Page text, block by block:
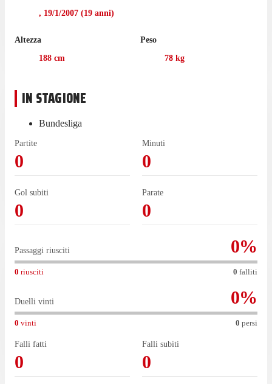
, 19/1/2007 (19 anni)
Altezza
188 cm
Peso
78 kg
IN STAGIONE
Bundesliga
Partite
0
Minuti
0
Gol subiti
0
Parate
0
Passaggi riusciti 0%
0 riusciti 0 falliti
Duelli vinti 0%
0 vinti 0 persi
Falli fatti
0
Falli subiti
0